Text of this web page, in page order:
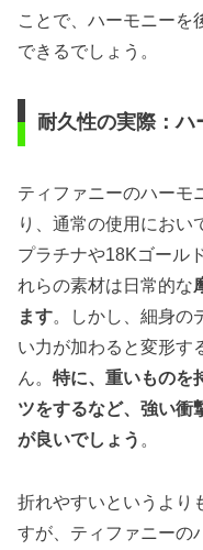
ことで、ハーモニーを
できるでしょう。
耐久性の実際：ハ
ティファニーのハーモ
り、通常の使用におい
プラチナや18Kゴール
れらの素材は日常的な
ます。しかし、細身の
い力が加わると変形す
ん。 特に、重いものを
ツをするなど、強い衝
が良いでしょう 。
折れやすいというより
すが、ティファニーの